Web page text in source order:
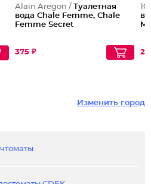
Alain Aregon / Туалетная
вода Chale Femme, Chale
Femme Secret
375 ₽
Изменить город